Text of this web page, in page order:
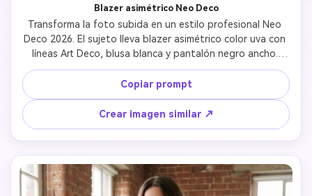
Blazer asimétrico Neo Deco
Transforma la foto subida en un estilo profesional Neo
Deco 2026. El sujeto lleva blazer asimétrico color uva con
líneas Art Deco, blusa blanca y pantalón negro ancho.
Mantén la identidad facial perfectamente. Fondo: Oficina
moderna con decoración geométrica y luz suave, para un
look ejecutivo moderno.
Copiar prompt
Crear imagen similar ↗